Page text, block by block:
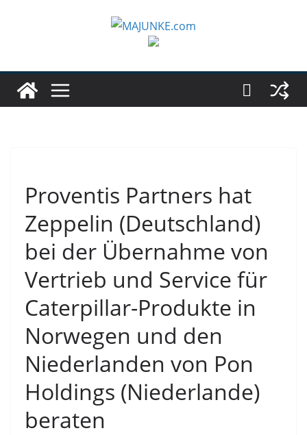
Proventis Partners hat
Zeppelin (Deutschland)
bei der Übernahme von
Vertrieb und Service für
Caterpillar-Produkte in
Norwegen und den
Niederlanden von Pon
Holdings (Niederlande)
beraten